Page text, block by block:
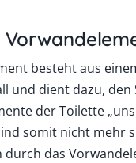
besteht aus
und dient dazu, den
der Toilette
somit nicht mehr
durch das